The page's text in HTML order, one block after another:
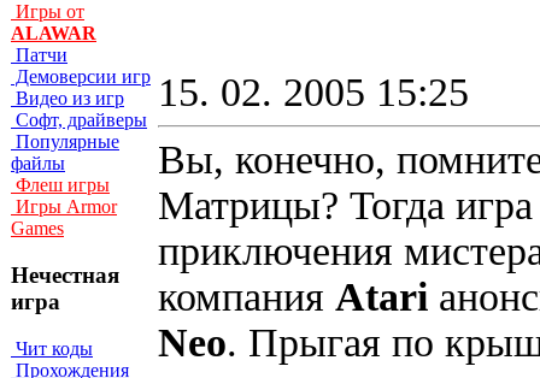
Игры от
ALAWAR
Патчи
Демоверсии игр
Видео из игр
Софт, драйверы
Популярные
файлы
Флеш игры
Игры Armor
Games
Нечестная
игра
Чит коды
Прохождения
15. 02. 2005 15:25
Вы, конечно,
Матрицы? Тогда
приключения
компания Atari
Neo. Прыгая по